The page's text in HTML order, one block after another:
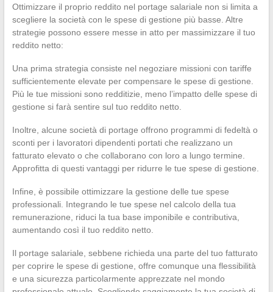
Ottimizzare il proprio reddito nel portage salariale non si limita a
scegliere la società con le spese di gestione più basse. Altre
strategie possono essere messe in atto per massimizzare il tuo
reddito netto:
Una prima strategia consiste nel negoziare missioni con tariffe
sufficientemente elevate per compensare le spese di gestione.
Più le tue missioni sono redditizie, meno l’impatto delle spese di
gestione si farà sentire sul tuo reddito netto.
Inoltre, alcune società di portage offrono programmi di fedeltà o
sconti per i lavoratori dipendenti portati che realizzano un
fatturato elevato o che collaborano con loro a lungo termine.
Approfitta di questi vantaggi per ridurre le tue spese di gestione.
Infine, è possibile ottimizzare la gestione delle tue spese
professionali. Integrando le tue spese nel calcolo della tua
remunerazione, riduci la tua base imponibile e contributiva,
aumentando così il tuo reddito netto.
Il portage salariale, sebbene richieda una parte del tuo fatturato
per coprire le spese di gestione, offre comunque una flessibilità
e una sicurezza particolarmente apprezzate nel mondo